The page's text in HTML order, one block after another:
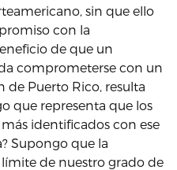
sin que ello
con la
de que un
comprometerse con un
de Puerto Rico, resulta
que representa que los
identificados con ese
Supongo que la
de nuestro grado de